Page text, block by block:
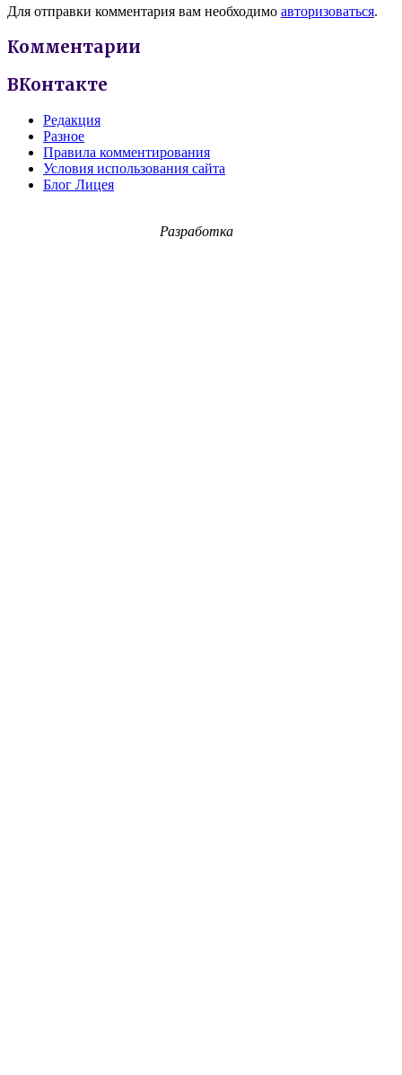
Для отправки комментария вам необходимо авторизоваться.
Комментарии
ВКонтакте
Редакция
Разное
Правила комментирования
Условия использования сайта
Блог Лицея
Разработка